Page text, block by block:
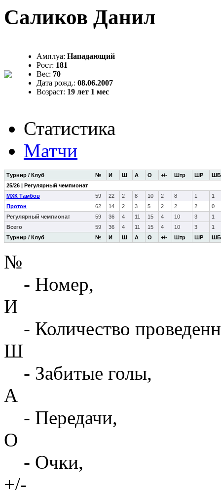
Саликов Данил
Амплуа: Нападающий
Рост: 181
Вес: 70
Дата рожд.: 08.06.2007
Возраст: 19 лет 1 мес
Статистика
Матчи
Турнир / Клуб № И Ш А О +/- Штр ШР ШБ
Турнир / Клуб № И Ш А О +/- Штр ШР ШБ
25/26 | Регулярный чемпионат
МХК Тамбов
59 22 2 8 10 2 8 1
1
Протон
62 14 2 3 5 2 2 2
0
Регулярный чемпионат
59 36 4 11 15 4 10 3
1
Всего
59 36 4 11 15 4 10 3 1
№
- Номер,
И
- Количество
Ш
- Забитые голы,
А
- Передачи,
О
- Очки,
+/-